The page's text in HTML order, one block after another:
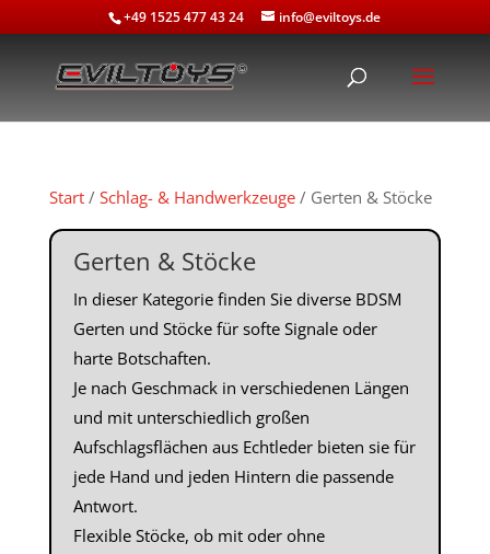
+49 1525 477 43 24 info@eviltoys.de
Start/ Schlag- & Handwerkzeuge/ Gerten & Stöcke
Gerten & Stöcke
In dieser Kategorie finden Sie diverse BDSM
Gerten und Stöcke für softe Signale oder
harte Botschaften.
Je nach Geschmack in verschiedenen Längen
und mit unterschiedlich großen
Aufschlagsflächen aus Echtleder bieten sie für
jede Hand und jeden Hintern die passende
Antwort.
Flexible Stöcke, ob mit oder ohne